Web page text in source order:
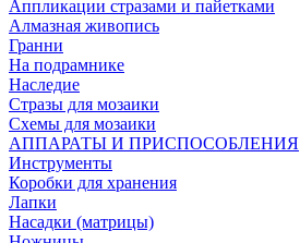
Аппликации стразами и пайетками
Алмазная живопись
Гранни
На подрамнике
Наследие
Стразы для мозаики
Схемы для мозаики
АППАРАТЫ И ПРИСПОСОБЛЕНИЯ
Инструменты
Коробки для хранения
Лапки
Насадки (матрицы)